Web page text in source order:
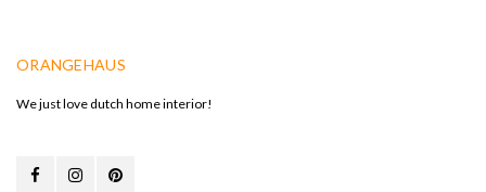
ORANGEHAUS
We just love dutch home interior!